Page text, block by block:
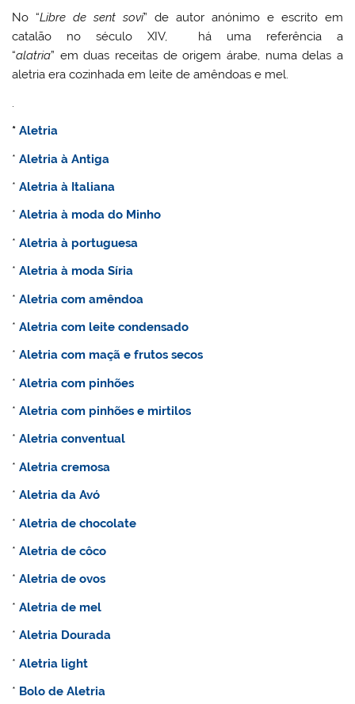
No “Libre de sent soví” de autor anónimo e escrito em
catalão no século XIV, há uma referência a
“alatria” em duas receitas de origem árabe, numa delas a
aletria era cozinhada em leite de amêndoas e mel.
.
*Aletria
*Aletria à Antiga
*Aletria à Italiana
*Aletria à moda do Minho
*Aletria à portuguesa
*Aletria à moda Síria
*Aletria com amêndoa
*Aletria com leite condensado
*Aletria com maçã e frutos secos
*Aletria com pinhões
*Aletria com pinhões e mirtilos
*Aletria conventual
*Aletria cremosa
*Aletria da Avó
*Aletria de chocolate
*Aletria de côco
*Aletria de ovos
*Aletria de mel
*Aletria Dourada
*Aletria light
* Bolo deAletria